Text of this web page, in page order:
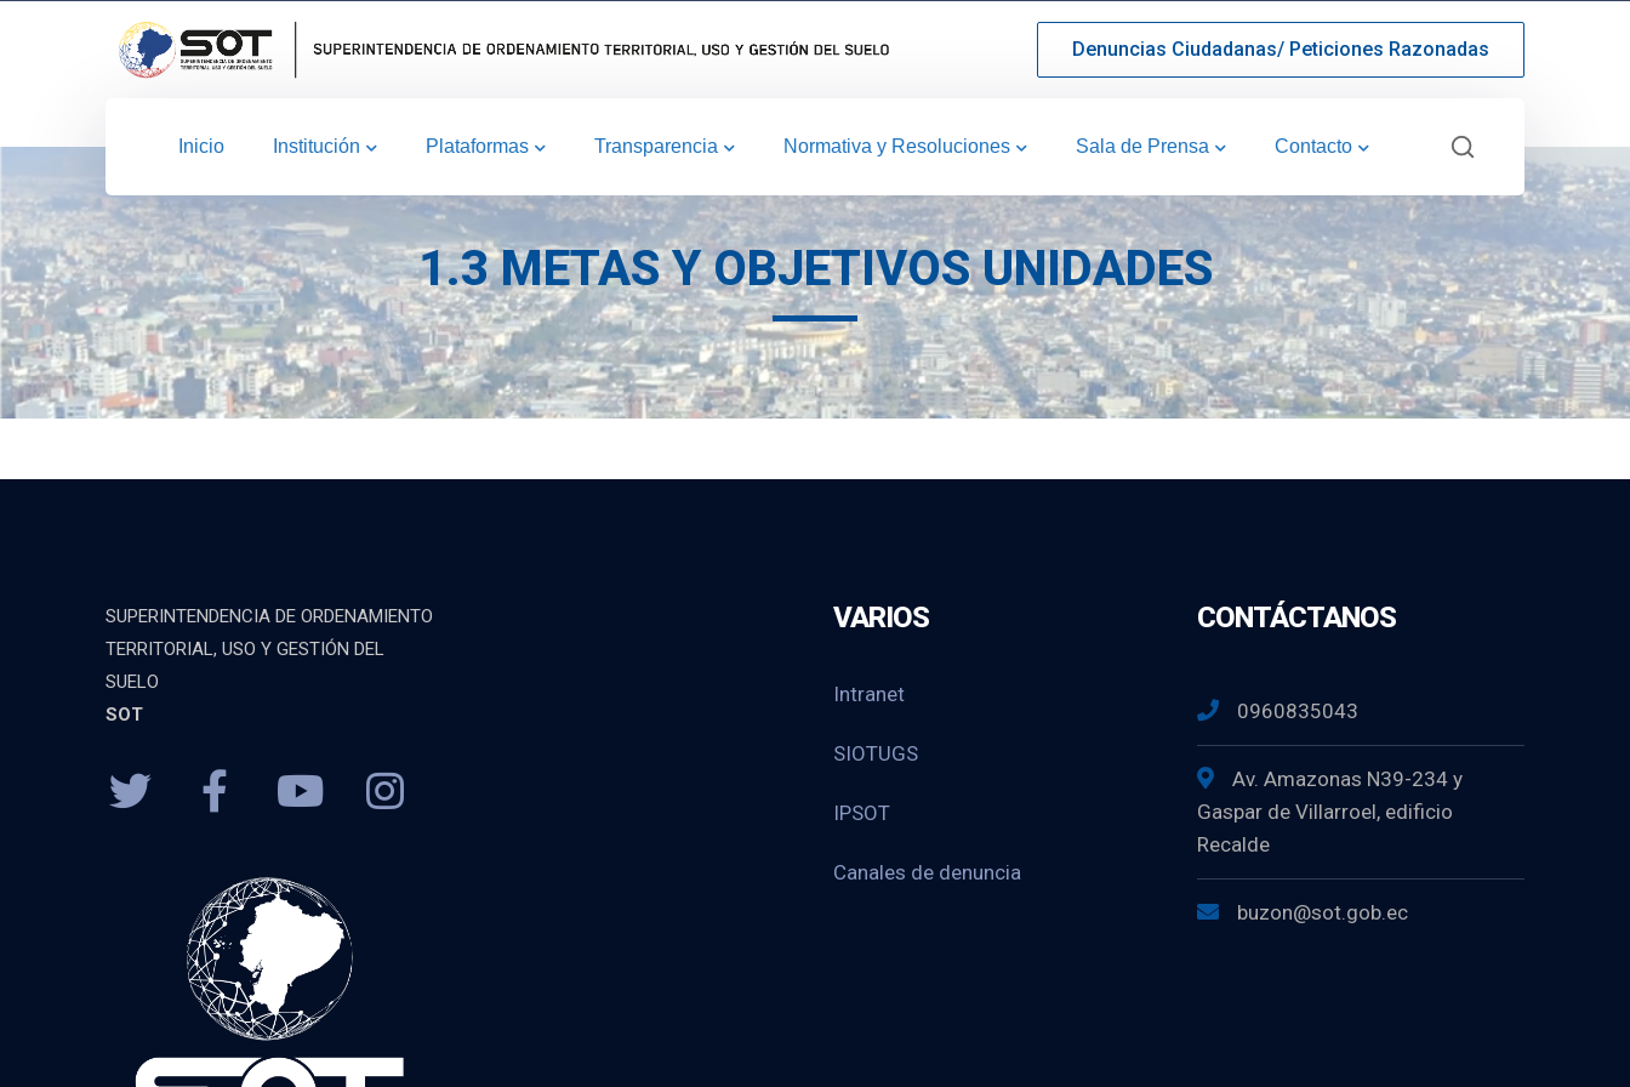
Denuncias Ciudadanas/ Peticiones Razonadas
Inicio Institución Plataformas Transparencia Normativa y Resoluciones Sala de Prensa Contacto
1.3 METAS Y OBJETIVOS UNIDADES
SUPERINTENDENCIA DE ORDENAMIENTO
TERRITORIAL, USO Y GESTIÓN DEL
SUELO
SOT
VARIOS
Intranet
SIOTUGS
IPSOT
Canales de denuncia
CONTÁCTANOS
0960835043
Av. Amazonas N39-234 y
Gaspar de Villarroel, edificio
Recalde
buzon@sot.gob.ec